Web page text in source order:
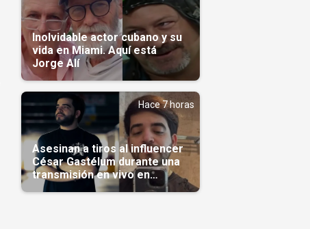
Inolvidable actor cubano y su
vida en Miami. Aquí está
Jorge Alí
Hace 7 horas
Asesinan a tiros al influencer
César Gastélum durante una
transmisión en vivo en
Sinaloa(Video)